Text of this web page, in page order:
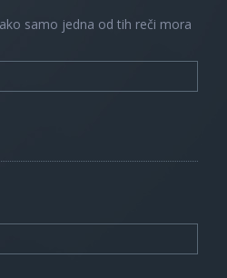
samo jedna od tih reči mora